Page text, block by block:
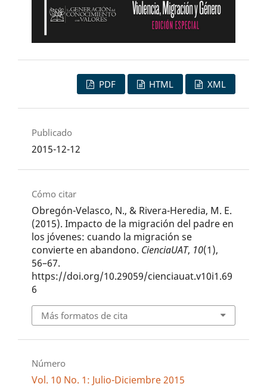
PDF HTML XML
Publicado
2015-12-12
Cómo citar
Obregón-Velasco, N., & Rivera-Heredia, M. E.
(2015). Impacto de la migración del padre en
los jóvenes: cuando la migración se
convierte en abandono. CienciaUAT, 10(1),
56–67.
https://doi.org/10.29059/cienciauat.v10i1.69
6
Más formatos de cita
Número
Vol. 10 No. 1: Julio-Diciembre 2015